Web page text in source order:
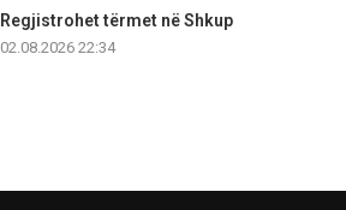
Regjistrohet tërmet në Shkup
02.08.2026 22:34